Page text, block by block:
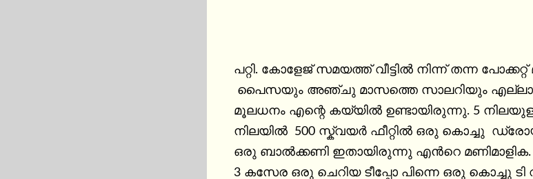
പറ്റി. കോളേജ് സമയത്ത് വീട്ടിൽ നിന്ന് തന്ന
പൈസയും അഞ്ചു മാസത്തെ സാലറിയും എല്ലാം
മൂലധനം എന്റെ കയ്യിൽ ഉണ്ടായിരുന്നു. 5
നിലയിൽ  500 സ്ക്വയർ ഫീറ്റിൽ ഒരു കൊച്ചു
ഒരു ബാൽക്കണി ഇതായിരുന്നു എൻറെ
3 കസേര ഒരു ചെറിയ ടീപ്പോ പിന്നെ ഒരു